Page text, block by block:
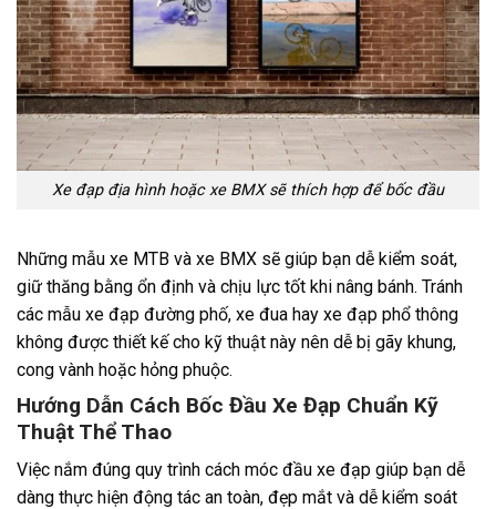
Xe đạp địa hình hoặc xe BMX sẽ thích hợp để bốc đầu
Những mẫu xe MTB và xe BMX sẽ giúp bạn dễ kiểm soát,
giữ thăng bằng ổn định và chịu lực tốt khi nâng bánh. Tránh
các mẫu xe đạp đường phố, xe đua hay xe đạp phổ thông
không được thiết kế cho kỹ thuật này nên dễ bị gãy khung,
cong vành hoặc hỏng phuộc.
Hướng Dẫn Cách Bốc Đầu Xe Đạp Chuẩn Kỹ
Thuật Thể Thao
Việc nắm đúng quy trình cách móc đầu xe đạp giúp bạn dễ
dàng thực hiện động tác an toàn, đẹp mắt và dễ kiểm soát